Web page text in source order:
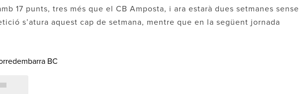
17 punts, tres més que el CB Amposta, i ara estarà dues setmanes sense
s’atura aquest cap de setmana, mentre que en la següent jornada
BC